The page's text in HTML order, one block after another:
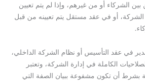
بين الشركاء أو من غيرهم، وإذا لم يتم تعيين
أو في عقد مستقل يتم تعيينه من قبل
في عقد التأسيس أو نظام الشركة الداخلي،
الكاملة في إدارة الشركة، وتعتبر
بشرط أن تكون مشفوعة ببيان الصفة التي